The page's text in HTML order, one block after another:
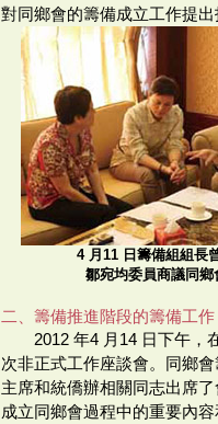
對同鄉會的籌備成立工作提
4 月11 日籌備組組長
鄒宛均委員商議同鄉
二、籌備推進階段的籌備工作
2012 年4 月14 日下午，
次非正式工作座談會。同鄉
主席和統僑辦相關同志出席
成立同鄉會過程中的重要內容